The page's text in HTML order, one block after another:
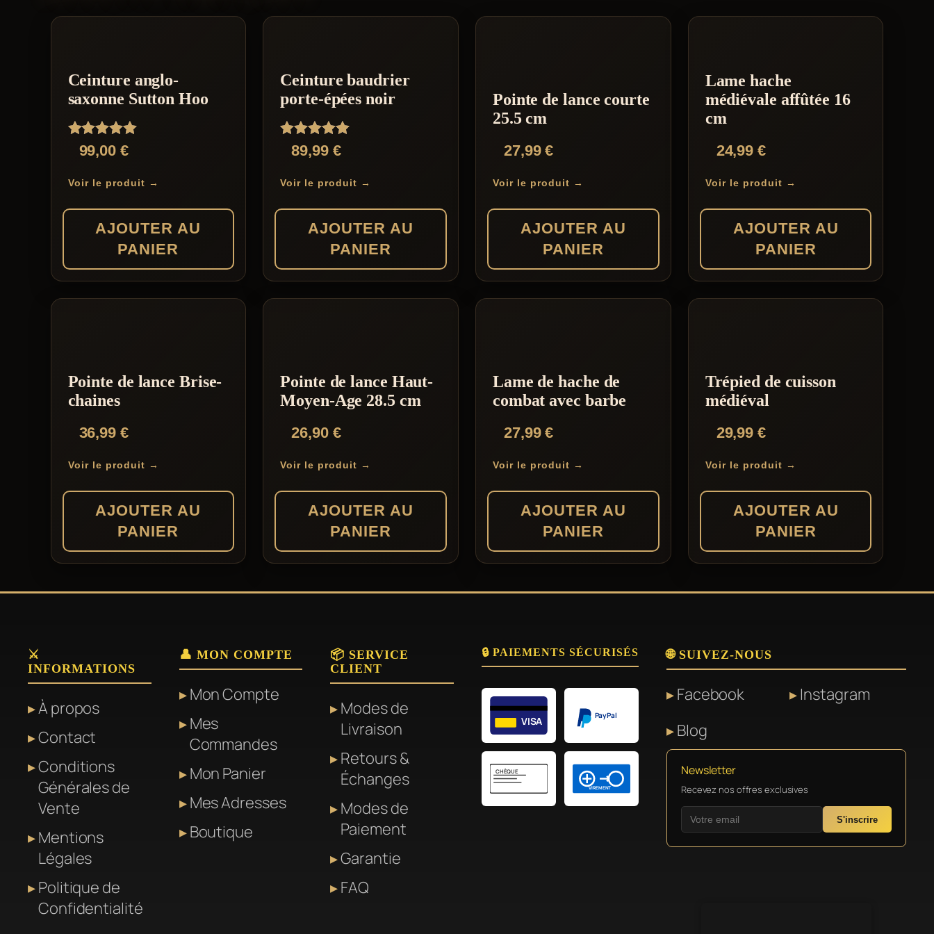
Ceinture anglo-
saxonne Sutton Hoo
Note
5.00
99,00 €
Voir le produit →
AJOUTER AU
PANIER
Ceinture baudrier
porte-épées noir
Note
5.00
89,99 €
Voir le produit →
AJOUTER AU
PANIER
Pointe de lance courte
25.5 cm
27,99€
Voir le produit →
AJOUTER AU
PANIER
Lame hache
médiévale affûtée 16
cm
24,99€
Voir le produit →
AJOUTER AU
PANIER
Pointe de lance Brise-
chaines
36,99 €
Voir le produit →
AJOUTER AU
PANIER
Pointe de lance Haut-
Moyen-Age 28.5 cm
26,90 €
Voir le produit →
AJOUTER AU
PANIER
Lame de hache de
combat avec barbe
27,99€
Voir le produit →
AJOUTER AU
PANIER
Trépied de cuisson
médiéval
29,99€
Voir le produit →
AJOUTER AU
PANIER
⚔️
INFORMATIONS
À propos
Contact
Conditions
Générales de
Vente
Mentions
Légales
Politique de
Confidentialité
👤 MON COMPTE
Mon Compte
Mes
Commandes
Mon Panier
Mes Adresses
Boutique
📦 SERVICE
CLIENT
Modes de
Livraison
Retours &
Échanges
Modes de
Paiement
Garantie
FAQ
🔒 PAIEMENTS SÉCURISÉS
VISA PayPal
CHÈQUE
VIREMENT
🌐 SUIVEZ-NOUS
Facebook
Instagram
Blog
Newsletter
Recevez nos offres exclusives
S'inscrire